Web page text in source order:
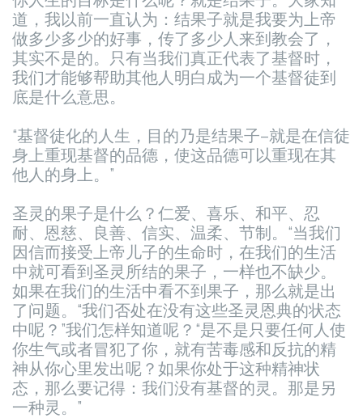
道，我以前一直认为：结果子就是我要为上帝
做多少多少的好事，传了多少人来到教会了，
其实不是的。只有当我们真正代表了基督时，
我们才能够帮助其他人明白成为一个基督徒到
底是什么意思。
“基督徒化的人生，目的乃是结果子–就是在信徒
身上重现基督的品德，使这品德可以重现在其
他人的身上。”
圣灵的果子是什么？仁爱、喜乐、和平、忍
耐、恩慈、良善、信实、温柔、节制。 “当我们
因信而接受上帝儿子的生命时，在我们的生活
中就可看到圣灵所结的果子，一样也不缺少。
如果在我们的生活中看不到果子，那么就是出
了问题。 “我们否处在没有这些圣灵恩典的状态
中呢？”我们怎样知道呢？ “是不是只要任何人使
你生气或者冒犯了你，就有苦毒感和反抗的精
神从你心里发出呢？如果你处于这种精神状
态，那么要记得：我们没有基督的灵。那是另
一种灵。”